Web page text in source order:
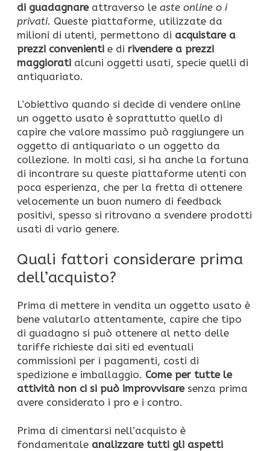
di guadagnareattraverso le aste online o i
privati. Queste piattaforme, utilizzate da
milioni di utenti, permettono di acquistare a
prezzi convenienti e di rivendere a prezzi
maggiorati alcuni oggetti usati, specie quelli di
antiquariato.
L’obiettivo quando si decide di vendere online
un oggetto usato è soprattutto quello di
capire che valore massimo può raggiungere un
oggetto di antiquariato o un oggetto da
collezione. In molti casi, si ha anche la fortuna
di incontrare su queste piattaforme utenti con
poca esperienza, che per la fretta di ottenere
velocemente un buon numero di feedback
positivi, spesso si ritrovano a svendere prodotti
usati di vario genere.
Quali fattori considerare prima
dell’acquisto?
Prima di mettere in vendita un oggetto usato è
bene valutarlo attentamente, capire che tipo
di guadagno si può ottenere al netto delle
tariffe richieste dai siti ed eventuali
commissioni per i pagamenti, costi di
spedizione e imballaggio. Come per tutte le
attività non ci si può improvvisaresenza prima
avere considerato i pro e i contro.
Prima di cimentarsi nell’acquisto è
fondamentale analizzare tutti gli aspetti